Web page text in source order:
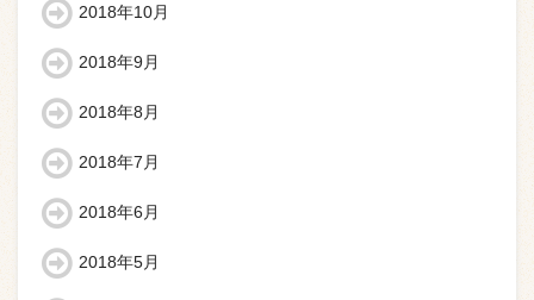
2018年10月
2018年9月
2018年8月
2018年7月
2018年6月
2018年5月